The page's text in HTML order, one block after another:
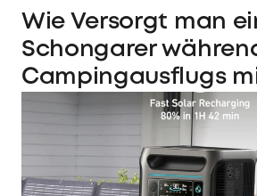
Wie Versorgt man
Schongarer
Campingausflugs